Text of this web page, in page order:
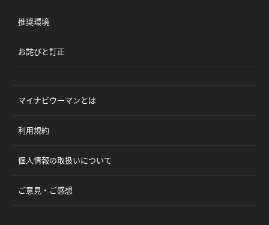
推奨環境
お詫びと訂正
マイナビウーマンとは
利用規約
個人情報の取扱いについて
ご意見・ご感想